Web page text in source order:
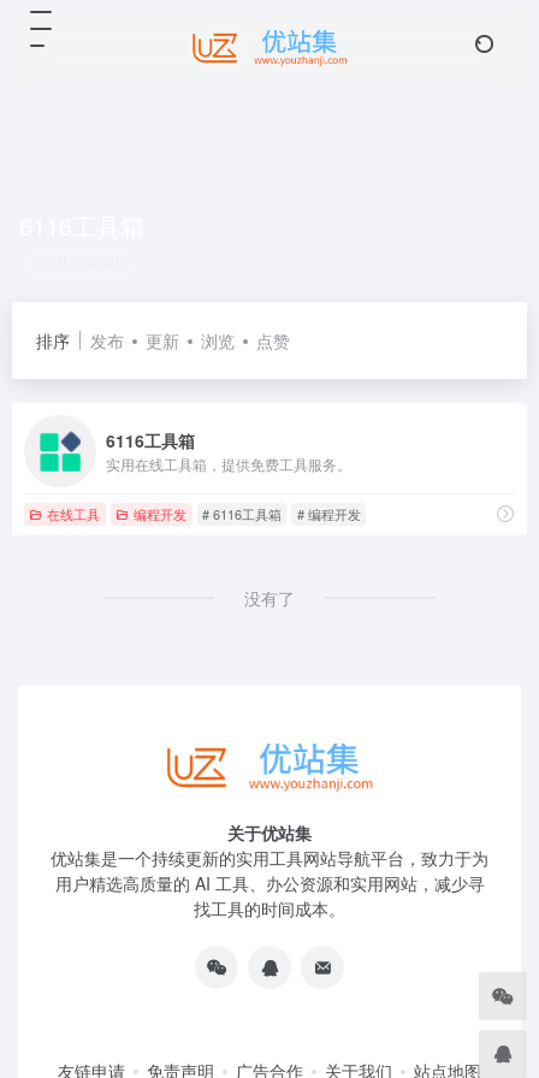
排序 发布 更新 浏览 点赞
6116工具箱
实用在线工具箱，提供免费工具服务。
在线工具 编程开发 # 6116工具箱 # 编程开发
没有了
关于优站集
优站集是一个持续更新的实用工具网站导航平台，致力于为
用户精选高质量的 AI 工具、办公资源和实用网站，减少寻
找工具的时间成本。
友链申请 免责声明 广告合作 关于我们 站点地图